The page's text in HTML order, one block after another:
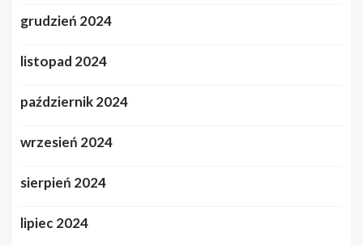
grudzień 2024
listopad 2024
październik 2024
wrzesień 2024
sierpień 2024
lipiec 2024